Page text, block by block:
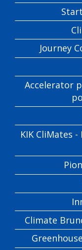
Journey
Accelerator
KIK CliMates
Climate